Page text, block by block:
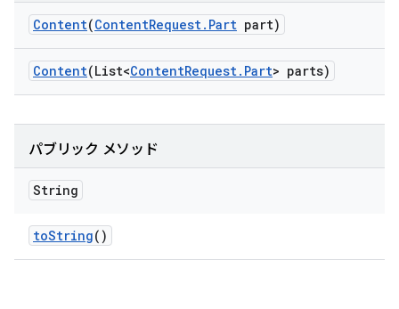
Content(ContentRequest. Part part)
Content(List<ContentRequest. Part> parts)
パブリック メソッド
String
toString()